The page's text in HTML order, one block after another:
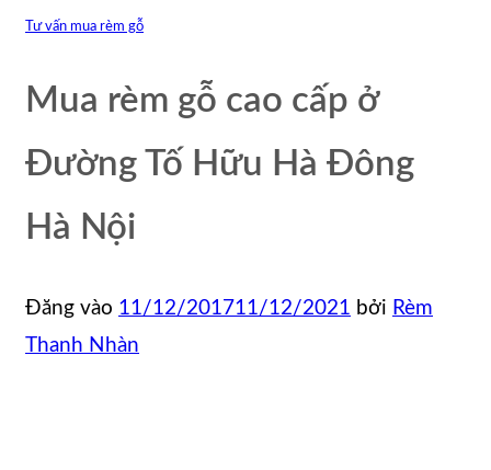
Tư vấn mua rèm gỗ
Mua rèm gỗ cao cấp ở
Đường Tố Hữu Hà Đông
Hà Nội
Đăng vào 11/12/201711/12/2021 bởi Rèm
Thanh Nhàn